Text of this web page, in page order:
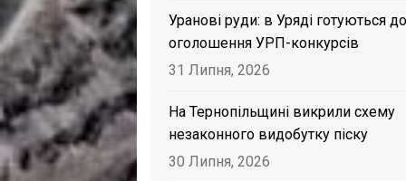
Уранові руди: в Уряді готуються до
оголошення УРП-конкурсів
31 Липня, 2026
На Тернопільщині викрили схему
незаконного видобутку піску
30 Липня, 2026